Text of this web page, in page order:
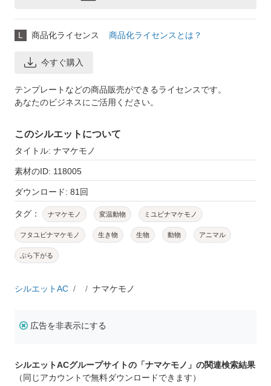
L 商品化ライセンス 商品化ライセンスとは？
今すぐ購入
テンプレートなどの商品販売ができるライセンスです。
あなたのビジネスにご活用ください。
このシルエットについて
タイトル: ナマケモノ
素材のID: 118005
ダウンロード: 81回
タグ： ナマケモノ 変温動物 ミユビナマケモノ
フタユビナマケモノ 生き物 生物 動物 アニマル
ぶら下がる
シルエットAC ナマケモノ
広告を非表示にする
シルエットACグループサイトの「ナマケモノ」の関連検索結果
（同じアカウントで無料ダウンロードできます）